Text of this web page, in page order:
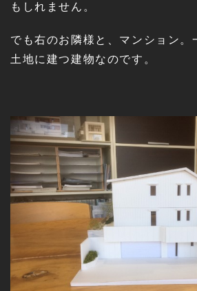
もしれません。
でも右のお隣様と、マンション。
土地に建つ建物なのです。